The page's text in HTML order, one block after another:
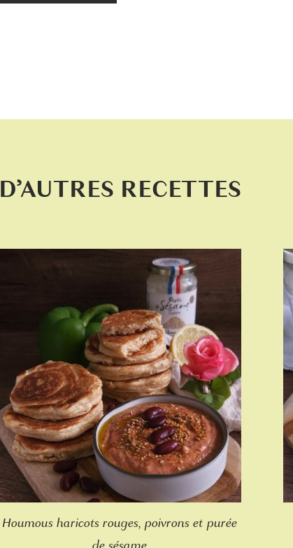
D’AUTRES RECETTES
Houmous haricots rouges, poivrons et purée